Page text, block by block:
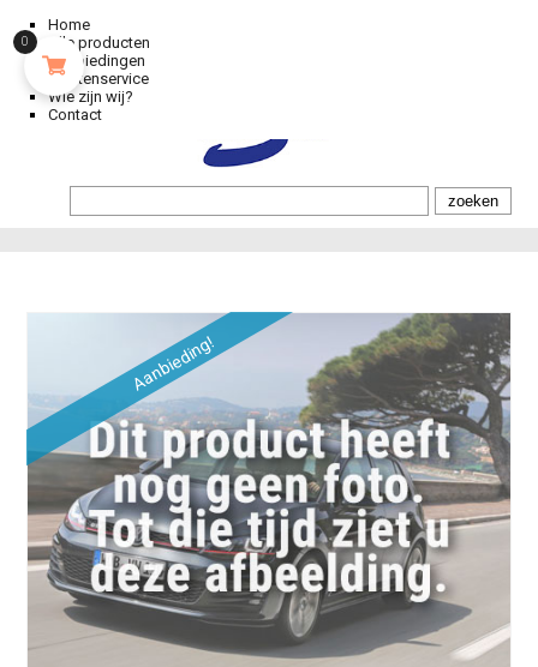
Home
Alle producten
Aanbiedingen
Klantenservice
Wie zijn wij?
Contact
Aanbieding!
0